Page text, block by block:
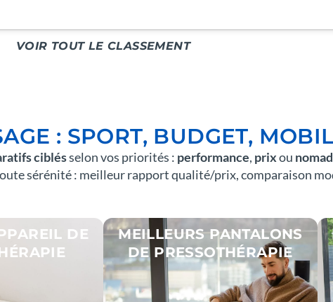
VOIR TOUT LE CLASSEMENT
: SPORT, BUDGET,
ciblésselon vos priorités : performance, prixou
sérénité : meilleur rapport qualité/prix, comparaison
DE
MEILLEURS PANTALONS
DE PRESSOTHÉRAPIE